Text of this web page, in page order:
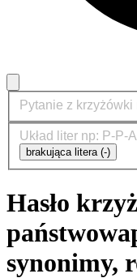
brakująca litera (-)
Hasło
państwowa
synonimy,